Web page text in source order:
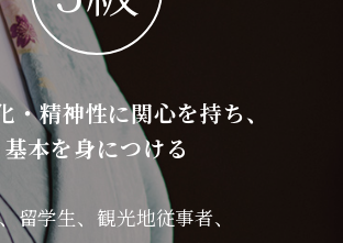
・精神性に関心を持ち、
基本を身につける
留学生、観光地従事者、